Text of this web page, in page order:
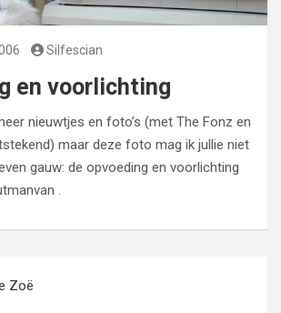
Silfescian
en voorlichting
nieuwtjes en foto’s (met The Fonz en
maar deze foto mag ik jullie niet
gauw: de opvoeding en voorlichting
.
Zoë